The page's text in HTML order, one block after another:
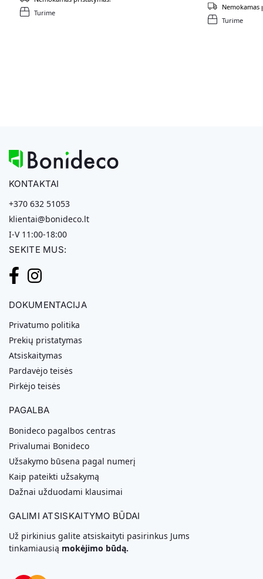
Turime
Turime
Nemokamas
KONTAKTAI
+370 632 51053
klientai@bonideco.lt
I-V 11:00-18:00
SEKITE MUS:
DOKUMENTACIJA
Privatumo politika
Prekių pristatymas
Atsiskaitymas
Pardavėjo teisės
Pirkėjo teisės
PAGALBA
Bonideco pagalbos centras
Privalumai Bonideco
Užsakymo būsena pagal numerį
Kaip pateikti užsakymą
Dažnai užduodami klausimai
GALIMI ATSISKAITYMO BŪDAI
Už pirkinius galite atsiskaityti pasirinkus Jums
tinkamiausią mokėjimo būdą.